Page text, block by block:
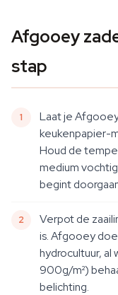
Afgooey
stap
Laat je
keukenpapier-
Houd de
medium
begint
Verpot de
is. Afgooey
hydrocultuur,
900g/m²)
belichting.